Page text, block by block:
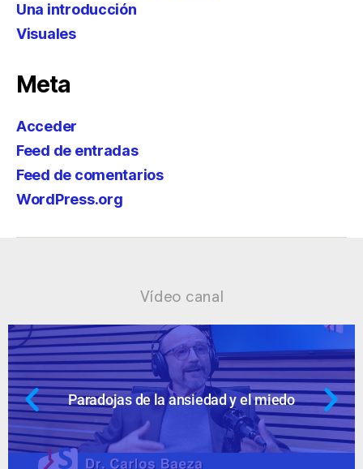
Una introducción
Visuales
Meta
Acceder
Feed de entradas
Feed de comentarios
WordPress.org
Vídeo canal
y el miedo Ansiedad: supuestos